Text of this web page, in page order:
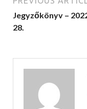
Jegyzőkönyv –
28.